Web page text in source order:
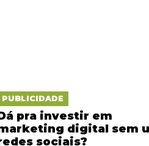
PUBLICIDADE
pra investir em
digital sem
sociais?